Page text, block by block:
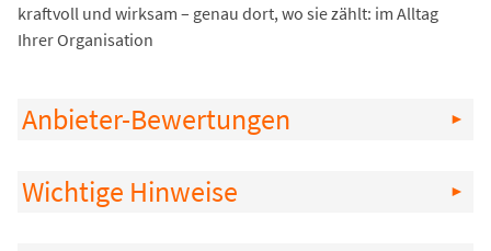
kraftvoll und wirksam – genau dort, wo sie zählt: im Alltag
Ihrer Organisation
Anbieter-Bewertungen
Wichtige Hinweise